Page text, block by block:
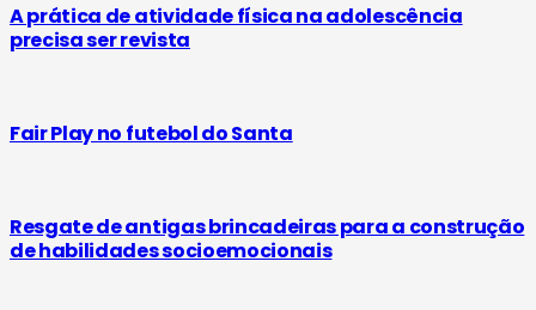
A prática de atividade física na adolescência
precisa ser revista
Fair Play no futebol do Santa
Resgate de antigas brincadeiras para a construção
de habilidades socioemocionais